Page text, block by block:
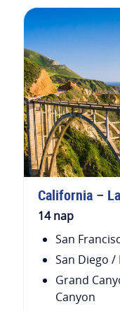
California –
14 nap
San
San Diego /
Grand
Canyon